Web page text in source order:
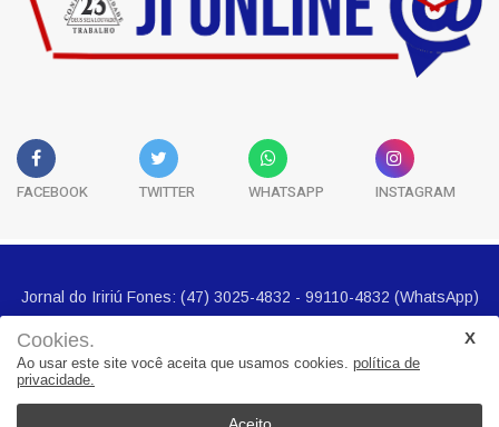
Cookies.
Ao usar este site você aceita que usamos cookies. política de
privacidade.
FACEBOOK TWITTER WHATSAPP INSTAGRAM
Jornal do Iririú Fones: (47) 3025-4832 - 99110-4832 (WhatsApp)
E-mail imprensa@jornalbairros.com.br